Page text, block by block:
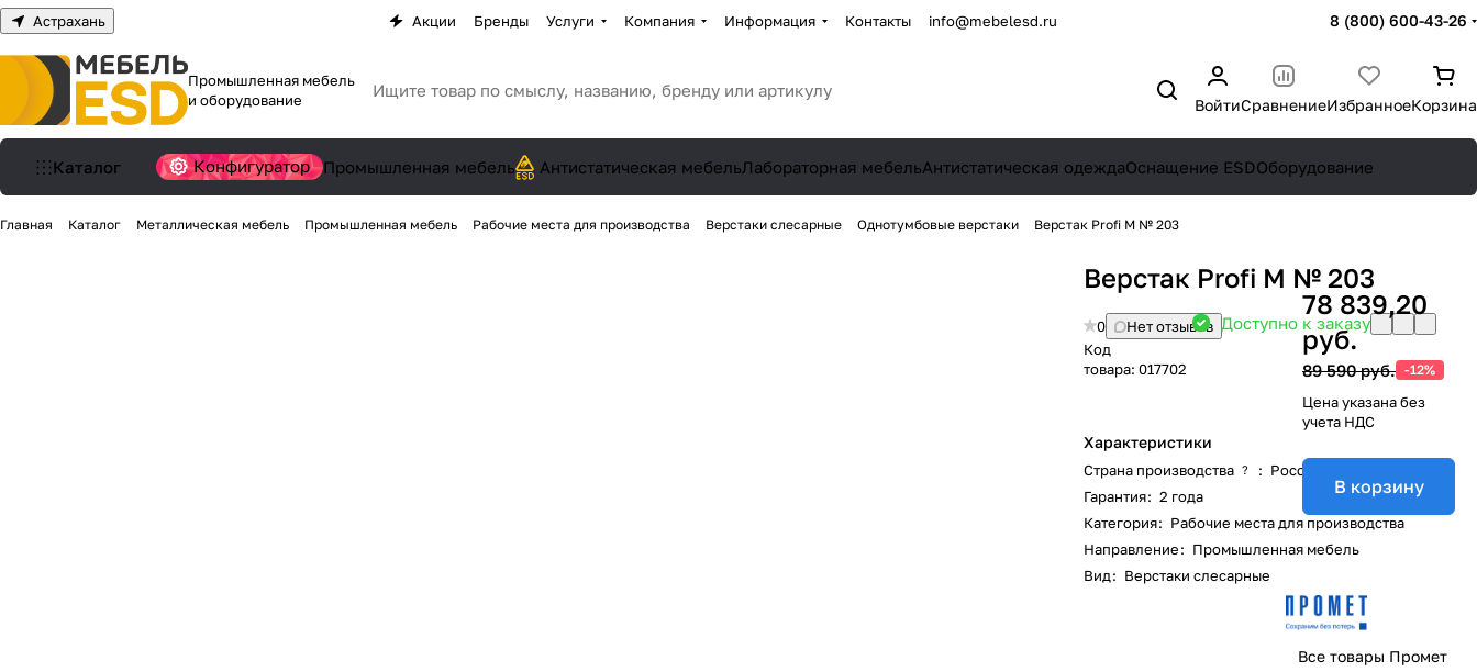
Астрахань Акции Бренды Услуги Компания Информация Контакты info@mebelesd.ru 8 (800) 600-43-26
Промышленная мебель
и оборудование
ВойтиСравнениеИзбранноеКорзина
Каталог Конфигуратор Промышленная мебель Антистатическая мебельЛабораторная мебельАнтистатическая одеждаОснащение ESDОборудование
Главная Каталог Металлическая мебель Промышленная мебель Рабочие места для производства Верстаки слесарные Однотумбовые верстаки Верстак Profi M № 203
Верстак Profi M № 203
0
Нет отзывов
Код
товара: 017702
Доступно к заказу
Характеристики
Страна производства ? : Россия
Гарантия: 2 года
Категория: Рабочие места для производства
Направление: Промышленная мебель
Вид: Верстаки слесарные
78 839,20
руб.
89 590 руб. -12%
Цена указана без
учета НДС
В корзину
Все товары Промет